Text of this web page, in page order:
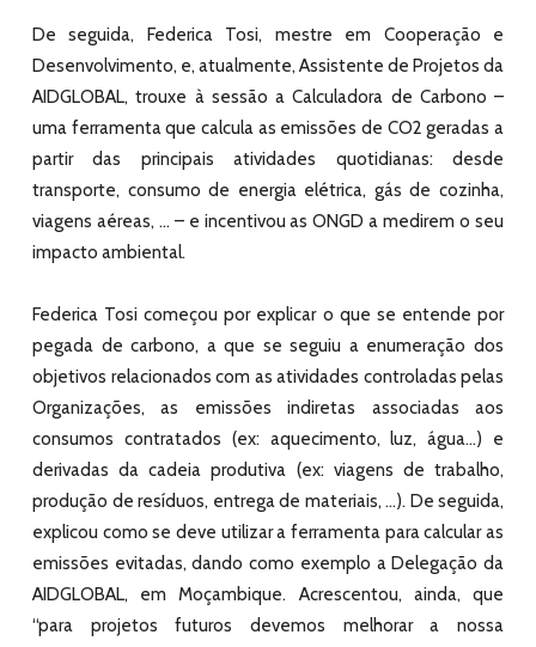
De seguida, Federica Tosi, mestre em Cooperação e
Desenvolvimento, e, atualmente, Assistente de Projetos da
AIDGLOBAL, trouxe à sessão a Calculadora de Carbono –
uma ferramenta que calcula as emissões de CO2 geradas a
partir das principais atividades quotidianas: desde
transporte, consumo de energia elétrica, gás de cozinha,
viagens aéreas, … – e incentivou as ONGD a medirem o seu
impacto ambiental.
Federica Tosi começou por explicar o que se entende por
pegada de carbono, a que se seguiu a enumeração dos
objetivos relacionados com as atividades controladas pelas
Organizações, as emissões indiretas associadas aos
consumos contratados (ex: aquecimento, luz, água…) e
derivadas da cadeia produtiva (ex: viagens de trabalho,
produção de resíduos, entrega de materiais, …). De seguida,
explicou como se deve utilizar a ferramenta para calcular as
emissões evitadas, dando como exemplo a Delegação da
AIDGLOBAL, em Moçambique. Acrescentou, ainda, que
“para projetos futuros devemos melhorar a nossa